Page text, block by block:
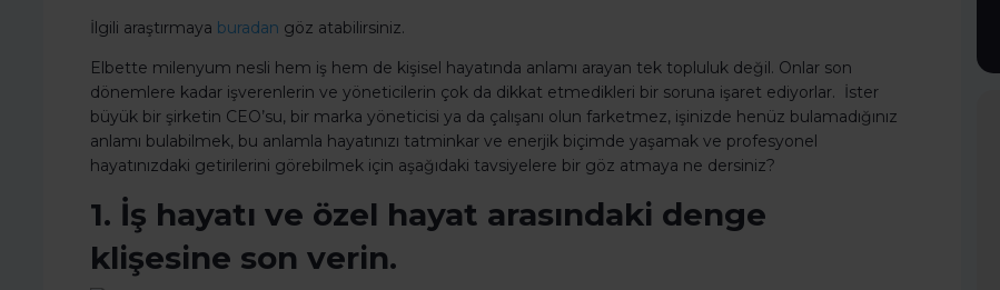
İlgili araştırmaya buradan göz atabilirsiniz.
Elbette milenyum nesli hem iş hem de kişisel hayatında anlamı arayan tek topluluk değil. Onlar son
dönemlere kadar işverenlerin ve yöneticilerin çok da dikkat etmedikleri bir soruna işaret ediyorlar. İster
büyük bir şirketin CEO’su, bir marka yöneticisi ya da çalışanı olun farketmez, işinizde henüz bulamadığınız
anlamı bulabilmek, bu anlamla hayatınızı tatminkar ve enerjik biçimde yaşamak ve profesyonel
hayatınızdaki getirilerini görebilmek için aşağıdaki tavsiyelere bir göz atmaya ne dersiniz?
1. İş hayatı ve özel hayat arasındaki denge
klişesine son verin.